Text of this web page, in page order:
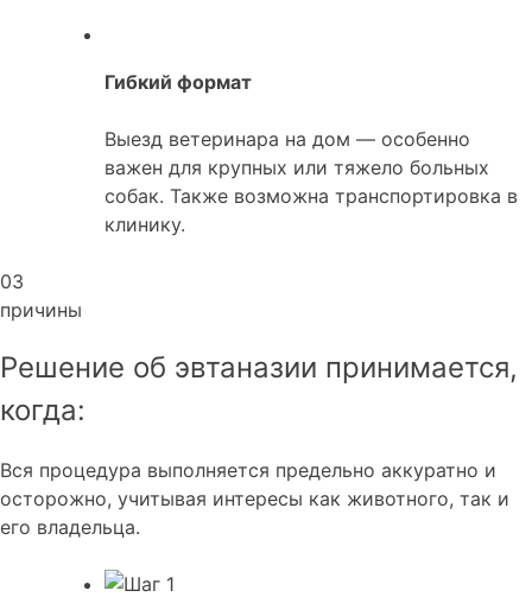
Гибкий формат
Выезд ветеринара на дом — особенно
важен для крупных или тяжело больных
собак. Также возможна транспортировка в
клинику.
03
причины
Решение об эвтаназии принимается,
когда:
Вся процедура выполняется предельно аккуратно и
осторожно, учитывая интересы как животного, так и
его владельца.